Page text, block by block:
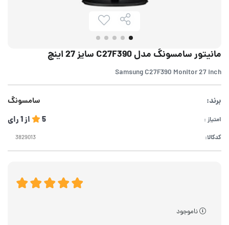
مانیتور سامسونگ مدل C27F390 سایز 27 اینچ
Samsung C27F390 Monitor 27 inch
برند: سامسونگ
امتیاز : 5 از1رای
کدکالا:
ناموجود